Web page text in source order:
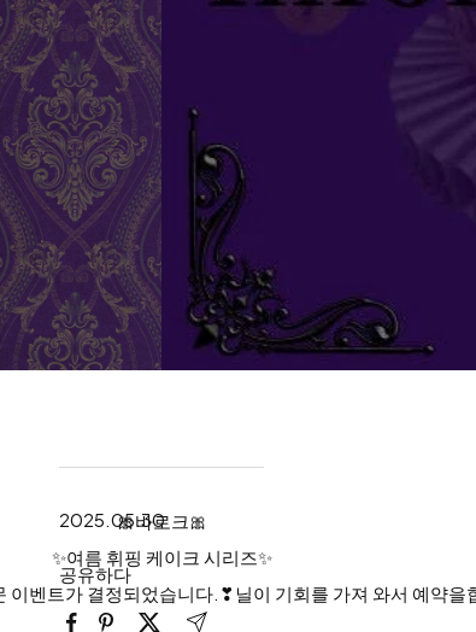
2025.05.30
공유하다
🎀바로크🎀
✨여름 휘핑 케이크 시리즈✨
이벤트가 결정되었습니다.❣닐이 기회를 가져 와서 예약을